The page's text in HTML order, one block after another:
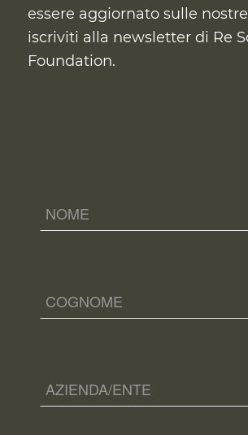
essere aggiornato sulle
iscriviti alla newsletter di Re
Foundation.